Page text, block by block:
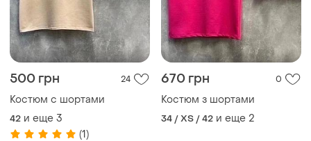
Костюм с шортами
42 и еще 3
(1)
Костюм з шортами
34 / XS / 42 и еще 2